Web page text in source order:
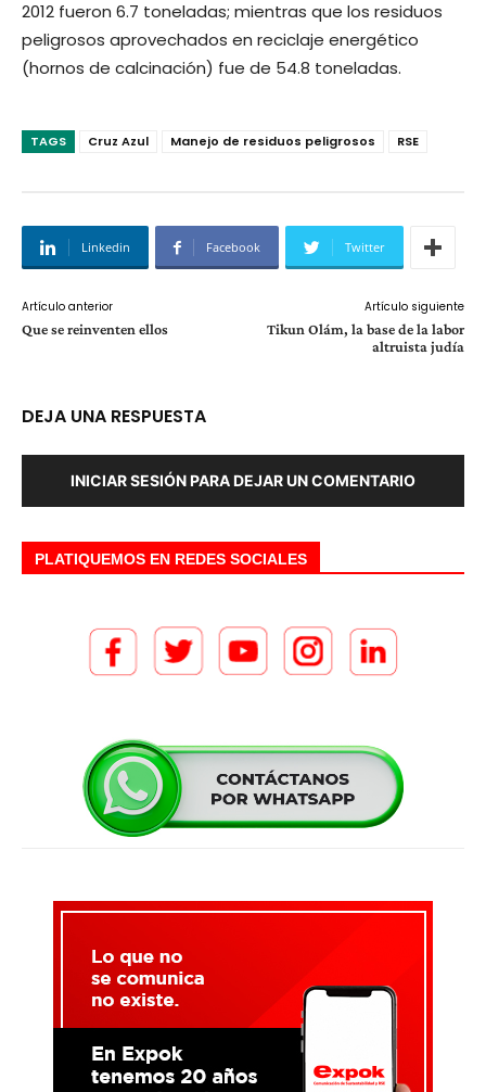
2012 fueron 6.7 toneladas; mientras que los residuos
peligrosos aprovechados en reciclaje energético
(hornos de calcinación) fue de 54.8 toneladas.
TAGS Cruz Azul Manejo de residuos peligrosos RSE
Linkedin Facebook Twitter
Artículo anterior
Que se reinventen ellos
Artículo siguiente
Tikun Olám, la base de la labor
altruista judía
DEJA UNA RESPUESTA
INICIAR SESIÓN PARA DEJAR UN COMENTARIO
PLATIQUEMOS EN REDES SOCIALES